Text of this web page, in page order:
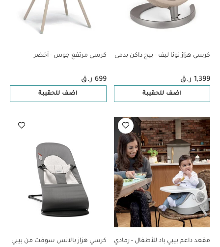
كرسي هزاز نونا ليف - بيج داكن بدمى
1,399 ر.ق
اضف للحقيبة
كرسي مرتفع جوس - أخضر
699 ر.ق
اضف للحقيبة
مقعد داعم بيبي باد للأطفال - رمادي
كرسي هزاز بالانس سوفت من بيبي